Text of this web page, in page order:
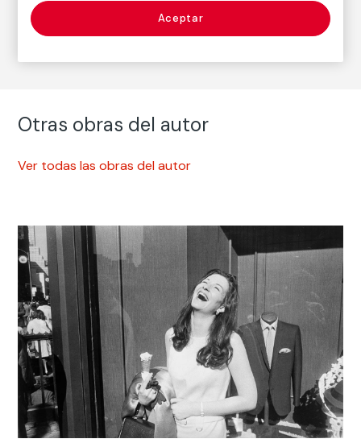
Fotografía
Otras obras del autor
Ver todas las obras del autor
Aceptar